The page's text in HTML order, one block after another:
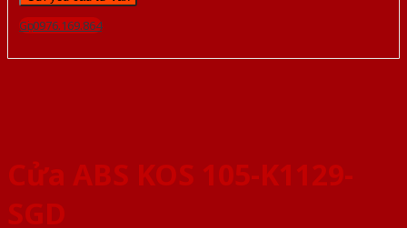
Gọi 0976.169.864
Cửa ABS KOS 105-K1129-
SGD